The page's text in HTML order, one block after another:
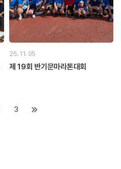
25. 11. 05
제 19회 반기문마라톤대회
3